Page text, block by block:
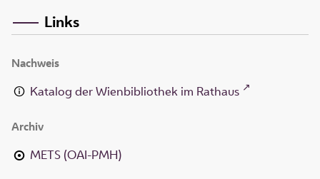
Links
Nachweis
Katalog der Wienbibliothek im Rathaus
Archiv
METS (OAI-PMH)